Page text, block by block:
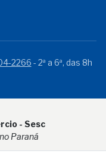
2266 - 2ª a 6ª, das 8h
- Sesc
Paraná
80.410-001 - Curitiba -